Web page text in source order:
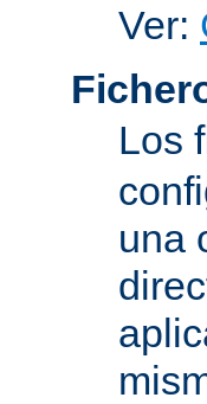
Ver:
Los
una